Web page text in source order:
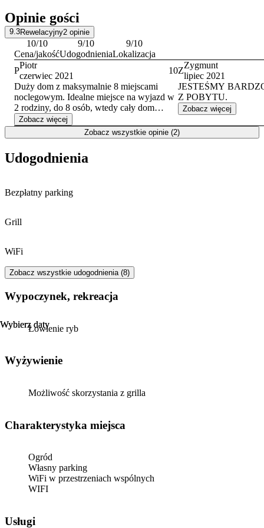
Opinie gości
9.3Rewelacyjny2 opinie
10/10
Cena/jakość
9/10
Udogodnienia
9/10
Lokalizacja
P
Piotr
czerwiec 2021
10
Duży dom z maksymalnie 8 miejscami
noclegowym. Idealne miejsce na wyjazd w
2 rodziny, do 8 osób, wtedy cały dom
mamy dla siebie. Myślę, że różne opcje są
dostępne po uzgodnieniu z właścicielami.
Widok na San, ale zejście do plaży
taras, grill, miejsce na ognisko, na dole sala
Zobacz więcej
Z
Zygmunt
lipiec 2021
JESTEŚMY
Z POBYTU.
Zobacz więcej
Zobacz wszystkie opinie (2)
Wybierz daty
Wybierz daty
Udogodnienia
Bezpłatny parking
Grill
WiFi
Zobacz wszystkie udogodnienia (8)
Wypoczynek, rekreacja
Łowienie ryb
Wyżywienie
Możliwość skorzystania z grilla
Charakterystyka miejsca
Ogród
Własny parking
WiFi w przestrzeniach wspólnych
WIFI
Usługi